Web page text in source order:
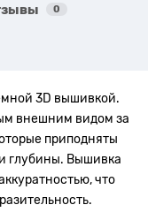
0
3D вышивкой.
внешним видом за
приподняты
глубины. Вышивка
что